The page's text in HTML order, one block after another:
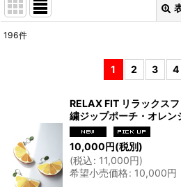
絞り込む
196件
1 2 3 4
RELAX FIT リラックス
繍ジップポーチ・オレン
10,000円(税別)
(税込: 11,000円)
希望小売価格: 10,000円